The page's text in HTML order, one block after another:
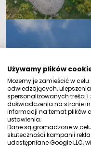
Używamy plików
Możemy je zamieścić w
odwiedzających,
spersonalizowanych treści i
doświadczenia na stronie
informacji na temat plików
ustawienia.
Dane są gromadzone w
skuteczności kampanii
udostępniane Google LLC,